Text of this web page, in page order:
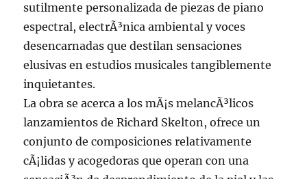
sutilmente personalizada de piezas de piano
espectral, electrÃ³nica ambiental y voces
desencarnadas que destilan sensaciones
elusivas en estudios musicales tangiblemente
inquietantes.
La obra se acerca a los mÃ¡s melancÃ³licos
lanzamientos de Richard Skelton, ofrece un
conjunto de composiciones relativamente
cÃ¡lidas y acogedoras que operan con una